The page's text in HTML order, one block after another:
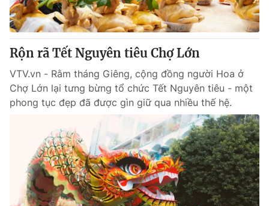
Thị trường
Tư vấn
Lịch phát sóng
Chuyên mục khác
Emagazine Podcast
Photo Infographic
Video Shorts video
VTV Money VTV Thể thao
Rộn rã Tết Nguyên tiêu Chợ Lớn
VTV.vn - Rằm tháng Giêng, cộng đồng người Hoa ở
Chợ Lớn lại tưng bừng tổ chức Tết Nguyên tiêu - một
phong tục đẹp đã được gìn giữ qua nhiều thế hệ.